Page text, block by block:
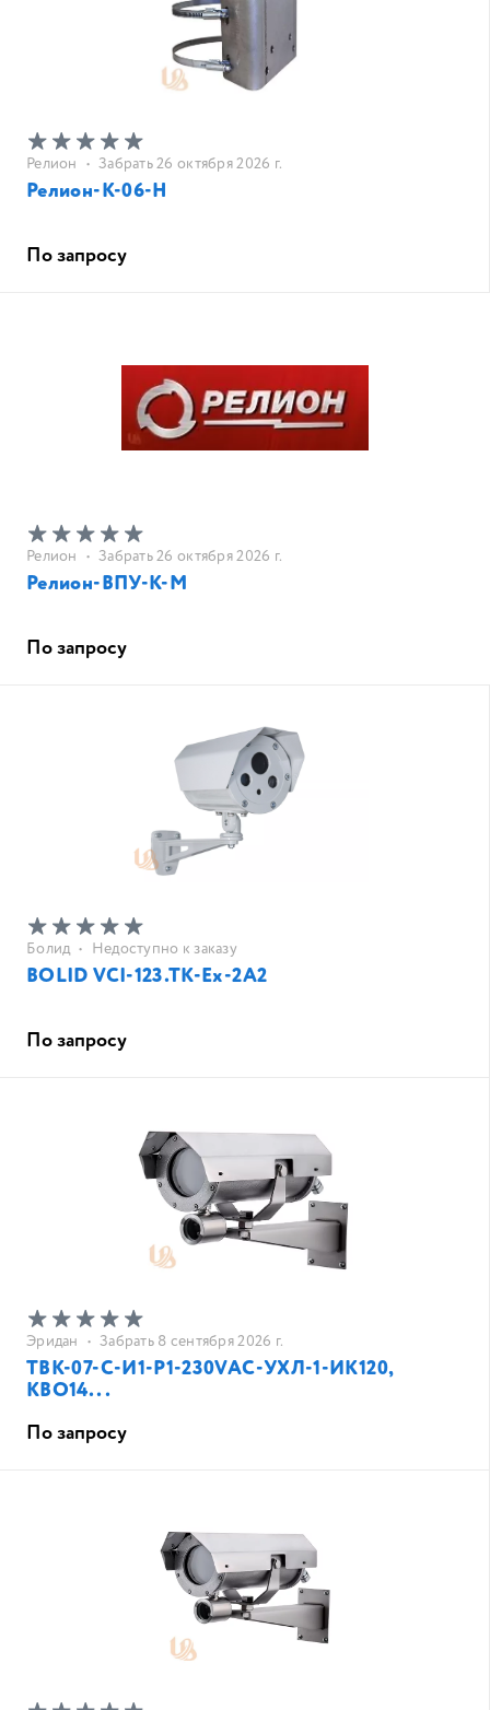
Релион • Забрать 26 октября 2026 г.
Релион-К-06-Н
По запросу
Релион • Забрать 26 октября 2026 г.
Релион-ВПУ-К-М
По запросу
Болид • Недоступно к заказу
BOLID VCI-123.TK-Ex-2A2
По запросу
Эридан • Забрать 8 сентября 2026 г.
ТВК-07-C-И1-Р1-230VAC-УХЛ-1-ИК120,
КВО14...
По запросу